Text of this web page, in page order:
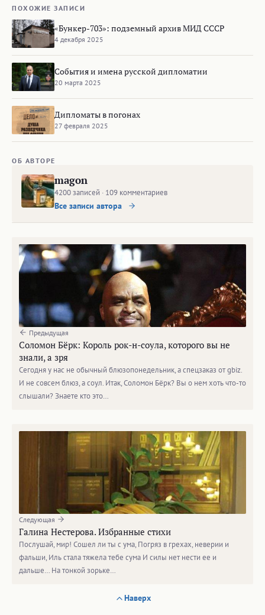
ПОХОЖИЕ ЗАПИСИ
«Бункер-703»: подземный архив МИД СССР
4 декабря 2025
События и имена русской дипломатии
20 марта 2025
Дипломаты в погонах
27 февраля 2025
ОБ АВТОРЕ
magon
4200 записей · 109 комментариев
Все записи автора
Предыдущая
Соломон Бёрк: Король рок-н-соула, которого вы не
знали, а зря
Сегодня у нас не обычный блюзопонедельник, а спецзаказ от gbiz.
И не совсем блюз, а соул. Итак, Соломон Бёрк? Вы о нем хоть что-то
слышали? Знаете кто это…
Следующая
Галина Нестерова. Избранные стихи
Послушай, мир! Сошел ли ты с ума, Погряз в грехах, неверии и
фальши, Иль стала тяжела тебе сума И силы нет нести ее и
дальше… На тонкой зорьке…
Наверх